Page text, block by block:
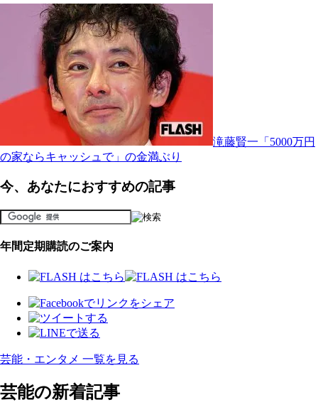
滝藤賢一「5000万円
の家ならキャッシュで」の金満ぶり
今、あなたにおすすめの記事
年間定期購読のご案内
芸能・エンタメ 一覧を見る
芸能の新着記事